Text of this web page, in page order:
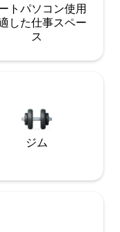
トパソコン使用
した仕事スペー
ス
ジム